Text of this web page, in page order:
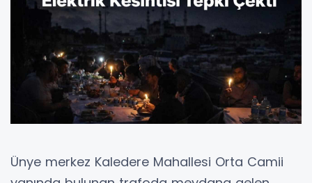
Ünye merkez Kaledere Mahallesi Orta Camii